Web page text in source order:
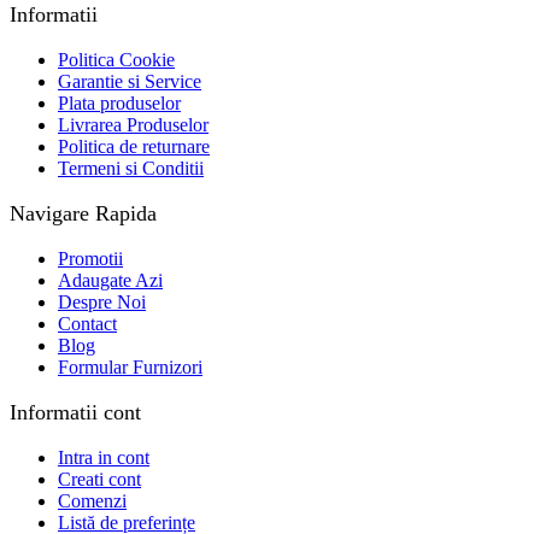
Informatii
Politica Cookie
Garantie si Service
Plata produselor
Livrarea Produselor
Politica de returnare
Termeni si Conditii
Navigare Rapida
Promotii
Adaugate Azi
Despre Noi
Contact
Blog
Formular Furnizori
Informatii cont
Intra in cont
Creati cont
Comenzi
Listă de preferințe